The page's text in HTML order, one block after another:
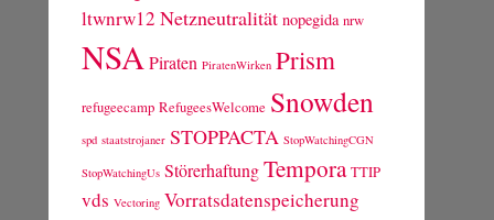
ltwnrw12 Netzneutralität nopegida nrw
NSAPiraten PiratenWirken Prism
refugeecamp RefugeesWelcome Snowden
spd staatstrojaner STOPPACTA StopWatchingCGN
StopWatchingUs StörerhaftungTempora TTIP
vds Vectoring Vorratsdatenspeicherung